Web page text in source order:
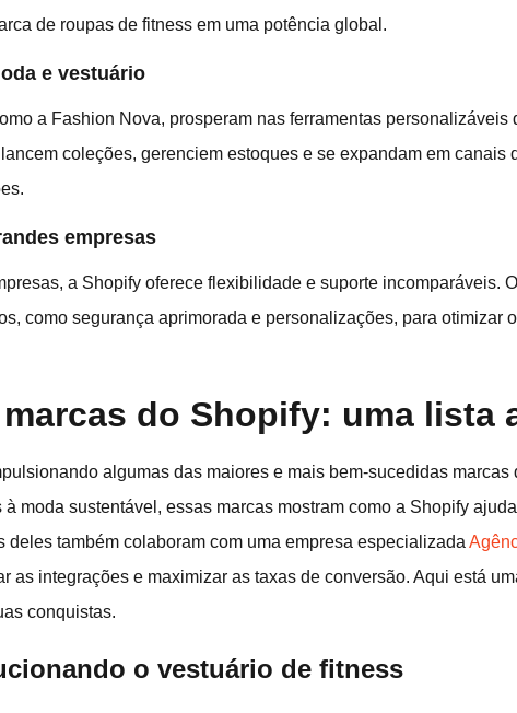
de roupas de fitness em uma potência global.
e vestuário
a Fashion Nova, prosperam nas ferramentas personalizáveis
coleções, gerenciem estoques e se expandam em canais
empresas
a Shopify oferece flexibilidade e suporte incomparáveis.
como segurança aprimorada e personalizações, para otimizar
do Shopify: uma lista
algumas das maiores e mais bem-sucedidas marcas
moda sustentável, essas marcas mostram como a Shopify
deles também colaboram com uma empresa especializada
as integrações e maximizar as taxas de conversão. Aqui está
conquistas.
o vestuário de fitness